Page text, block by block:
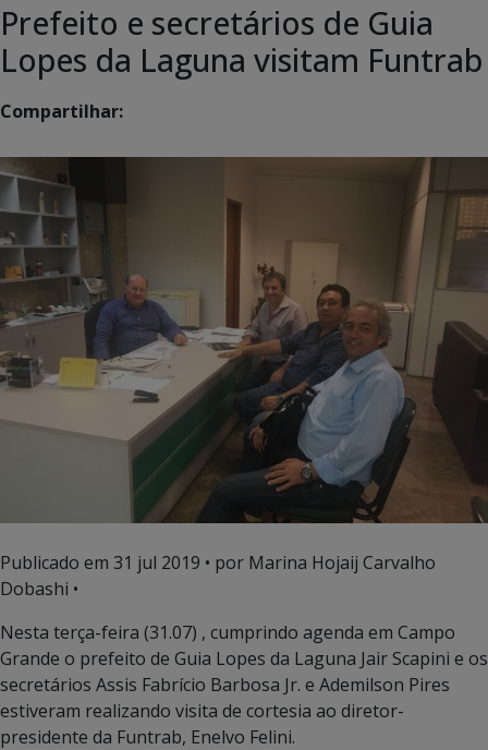
Prefeito e secretários de Guia
Lopes da Laguna visitam Funtrab
Compartilhar:
Publicado em 31 jul 2019 • por Marina Hojaij Carvalho
Dobashi •
Nesta terça-feira (31.07) , cumprindo agenda em Campo
Grande o prefeito de Guia Lopes da Laguna Jair Scapini e os
secretários Assis Fabrício Barbosa Jr. e Ademilson Pires
estiveram realizando visita de cortesia ao diretor-
presidente da Funtrab, Enelvo Felini.